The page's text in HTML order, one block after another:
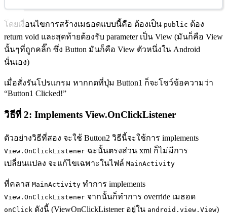
โดยเงื่อนไขการสร้างเมธอดแบบนี้คือ ต้องเป็น public ต้อง
return void และสุดท้ายต้องรับ parameter เป็น View (มันก็คือ View
นั้นๆที่ถูกคลิ๊ก ซึ่ง Button มันก็คือ View ตัวหนึ่งใน Android
นั่นเอง)
เมื่อสั่งรันโปรแกรม หากกดที่ปุ่ม Button1 ก็จะโชว์ข้อความว่า
“Button1 Clicked!”
วิธีที่ 2: Implements View.OnClickListener
ตัวอย่างวิธีที่สอง จะใช้ Button2 วิธีนี้จะใช้การ implements
View.OnClickListener ฉะนั้นตรงส่วน xml ก็ไม่มีการ
เปลี่ยนแปลง จะแก้ไขเฉพาะในไฟล์ MainActivity
ที่คลาส MainActivity ทำการ implements
View.OnClickListener จากนั้นก็ทำการ override เมธอด
onClick ดังนี้ (ViewOnClickListener อยู่ใน android.view.View)